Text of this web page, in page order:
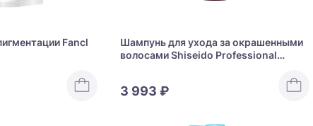
Fancl
Шампунь для ухода за окрашенными
волосами Shiseido Professional
3 993 ₽